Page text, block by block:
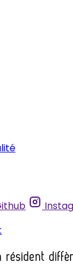
résident